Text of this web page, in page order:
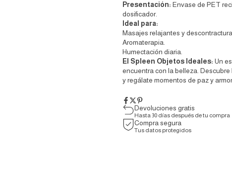
Presentación: Envase de PET
dosificador.
Ideal para:
Masajes relajantes y
Aromaterapia.
Humectación diaria.
El Spleen Objetos Ideales: Un
encuentra con la belleza.
y regálate momentos de paz y
Devoluciones gratis
Hasta 30 días después de tu compra
Compra segura
Tus datos protegidos